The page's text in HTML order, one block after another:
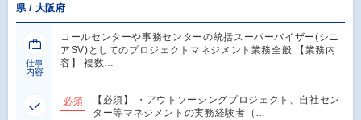
県 / 大阪府
仕事
内容
コールセンターや事務センターの統括スーパーバイザー(シニ
アSV)としてのプロジェクトマネジメント業務全般 【業務内
容】 複数…
必須
【必須】 ・アウトソーシングプロジェクト、自社セン
ター等マネジメントの実務経験者（…